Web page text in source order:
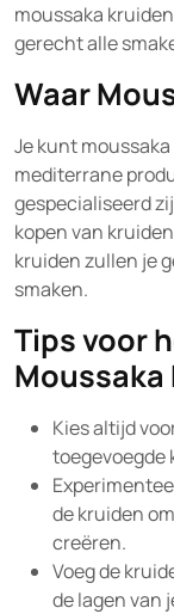
moussaka
gerecht alle
Waar
Je kunt
mediterrane
gespecialiseerd
kopen van
kruiden zullen je
smaken.
Tips voor
Moussaka
Kies altijd
de kruiden
creëren.
Voeg de
de lagen van